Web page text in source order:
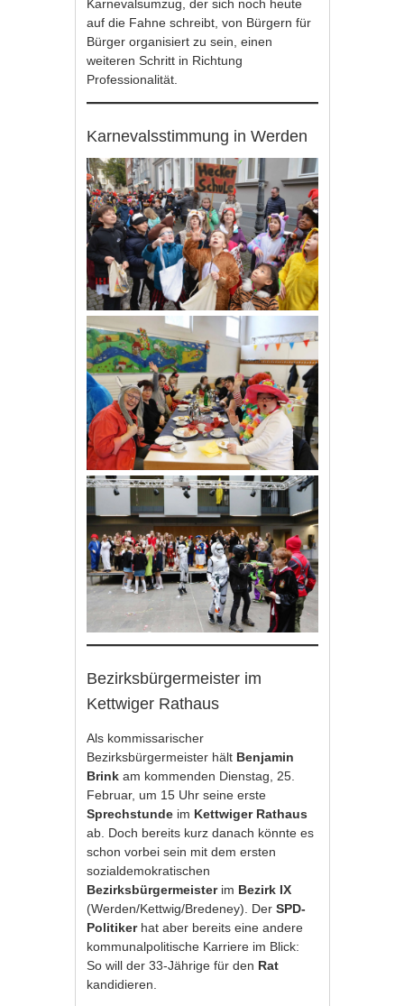
Karnevalsumzug, der sich noch heute
auf die Fahne schreibt, von Bürgern für
Bürger organisiert zu sein, einen
weiteren Schritt in Richtung
Professionalität.
Karnevalsstimmung in Werden
Bezirksbürgermeister im
Kettwiger Rathaus
Als kommissarischer
Bezirksbürgermeister hält Benjamin
Brink am kommenden Dienstag, 25.
Februar, um 15 Uhr seine erste
Sprechstunde im Kettwiger Rathaus
ab. Doch bereits kurz danach könnte es
schon vorbei sein mit dem ersten
sozialdemokratischen
Bezirksbürgermeister im Bezirk IX
(Werden/Kettwig/Bredeney). DerSPD-
Politikerhat aber bereits eine andere
kommunalpolitische Karriere im Blick:
So will der 33-Jährige für den Rat
kandidieren.